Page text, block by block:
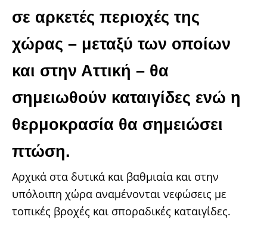
σε αρκετές περιοχές της
χώρας – μεταξύ των οποίων
και στην Αττική – θα
σημειωθούν καταιγίδες ενώ η
θερμοκρασία θα σημειώσει
πτώση.
Αρχικά στα δυτικά και βαθμιαία και στην
υπόλοιπη χώρα αναμένονται νεφώσεις με
τοπικές βροχές και σποραδικές καταιγίδες.